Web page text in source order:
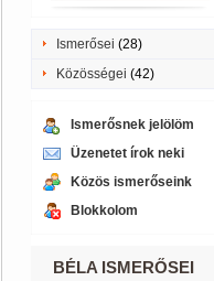
Ismerősei (28)
Közösségei (42)
Ismerősnek jelölöm
Üzenetet írok neki
Közös ismerőseink
Blokkolom
BÉLA ISMERŐSEI